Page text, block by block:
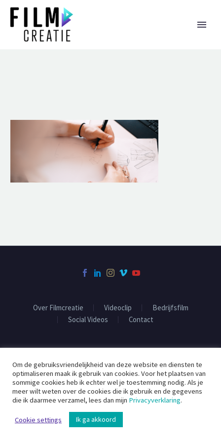
Over Filmcreatie Videoclip
Bedrijfsfilm
Social Videos
Contact
Om de gebruiksvriendelijkheid van deze website en diensten te
optimaliseren maak ik gebruik van cookies. Voor het plaatsen van
sommige cookies heb ik echter wel je toestemming nodig. Als je
meer wilt weten over de cookies die ik gebruik en de gegevens
die ik daarmee verzamel, lees dan mijn Privacyverklaring.
Cookie settings Ik ga akkoord